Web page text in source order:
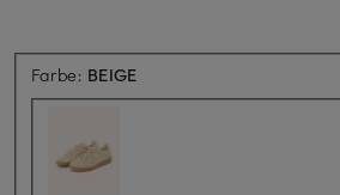
Farbe: BEIGE